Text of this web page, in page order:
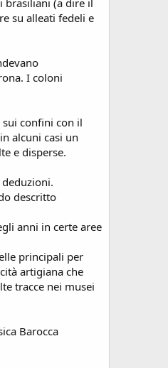
brasiliani (a dire il
su alleati fedeli e
I coloni
confini con il
alcuni casi un
e disperse.
descritto
anni in certe aree
principali per
artigiana che
tracce nei musei
Barocca